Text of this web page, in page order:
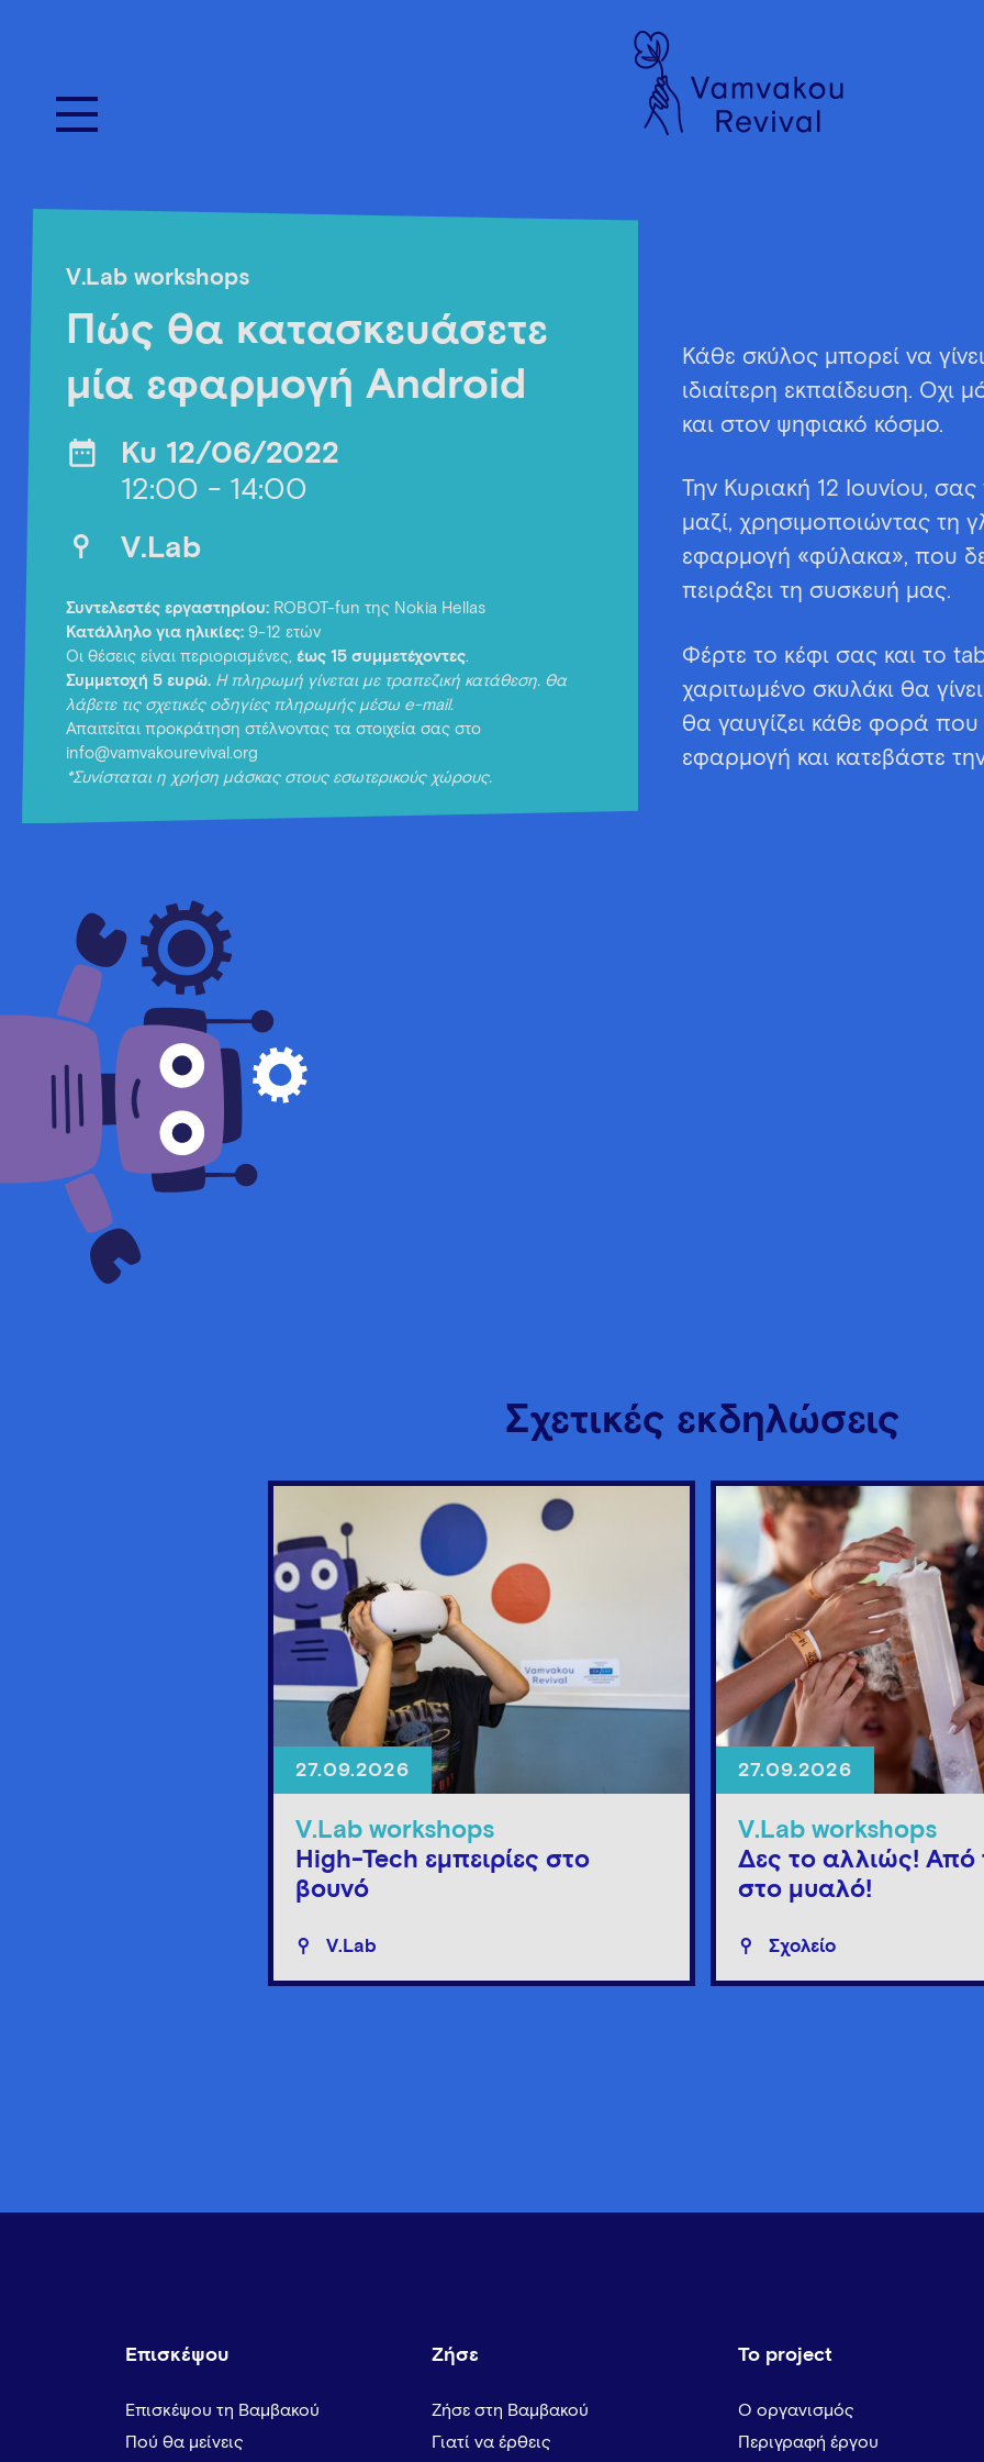
V.Lab workshops
Πώς θα κατασκευάσετε
μία εφαρμογή Android
Κυ 12/06/2022
12:00 - 14:00
V.Lab
Συντελεστές εργαστηρίου: ROBOT-fun της Nokia Hellas
Κατάλληλο για ηλικίες: 9-12 ετών
Οι θέσεις είναι περιορισμένες, έως 15 συμμετέχοντες.
Συμμετοχή 5 ευρώ. Η πληρωμή γίνεται με τραπεζική κατάθεση. Θα
λάβετε τις σχετικές οδηγίες πληρωμής μέσω e-mail.
Απαιτείται προκράτηση στέλνοντας τα στοιχεία σας στο
info@vamvakourevival.org
*Συνίσταται η χρήση μάσκας στους εσωτερικούς χώρους.
Κάθε σκύλος μπορεί να
ιδιαίτερη εκπαίδευση. Όχι
και στον ψηφιακό κόσμο.
Την Κυριακή 12 Ιουνίου,
μαζί, χρησιμοποιώντας τη
εφαρμογή «φύλακα», που
πειράξει τη συσκευή μας.
Φέρτε το κέφι σας και το
χαριτωμένο σκυλάκι θα
θα γαυγίζει κάθε φορά που
εφαρμογή και κατεβάστε
Σχετικές εκδηλώσεις
27.09.2026
V.Lab workshops
High-Tech εμπειρίες στο
βουνό
V.Lab
27.09.2026
V.Lab workshops
Δες το αλλιώς! Από
στο μυαλό!
Σχολείο
Επισκέψου
Επισκέψου τη Βαμβακού
Πού θα μείνεις
Ζήσε
Ζήσε στη Βαμβακού
Γιατί να έρθεις
Το project
Ο οργανισμός
Περιγραφή έργου